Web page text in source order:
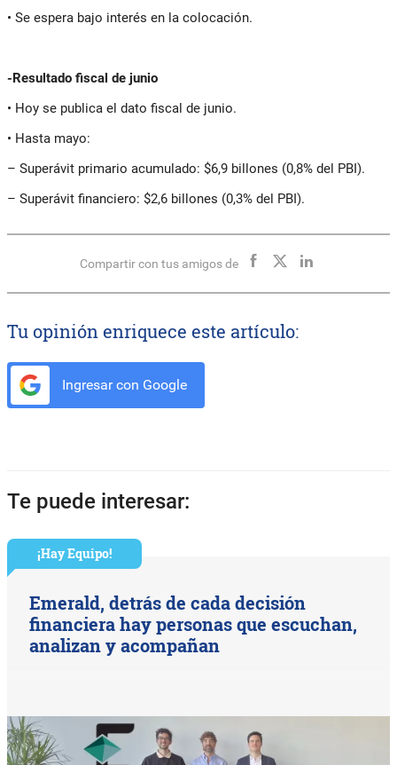
• Se espera bajo interés en la colocación.
-Resultado fiscal de junio
• Hoy se publica el dato fiscal de junio.
• Hasta mayo:
– Superávit primario acumulado: $6,9 billones (0,8% del PBI).
– Superávit financiero: $2,6 billones (0,3% del PBI).
Compartir con tus amigos de
Tu opinión enriquece este artículo:
Ingresar con Google
Te puede interesar:
¡Hay Equipo!
Emerald, detrás de cada decisión
financiera hay personas que escuchan,
analizan y acompañan